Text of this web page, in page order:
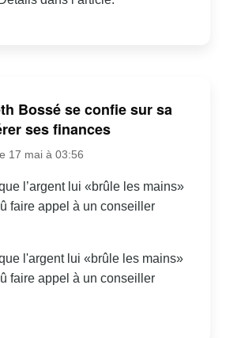
Bossé se confie sur sa
ses finances
17 mai à 03:56
l’argent lui «brûle les mains»
faire appel à un conseiller
l'argent lui «brûle les mains»
faire appel à un conseiller